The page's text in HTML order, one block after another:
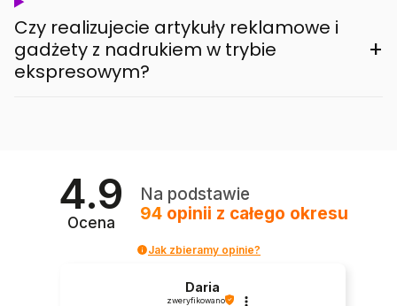
Czy realizujecie artykuły reklamowe i
gadżety z nadrukiem w trybie
ekspresowym?
+
4.9
Ocena
Na podstawie
94 opinii z całego okresu
Jak zbieramy opinie?
Daria
zweryfikowano